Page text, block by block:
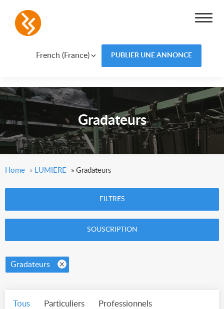
French (France) PUBLIER UNE ANNONCE
Gradateurs
Home » LUMIERE » Gradateurs
FILTRES
SOUSCRIPTION
Gradateurs
Tous Particuliers Professionnels